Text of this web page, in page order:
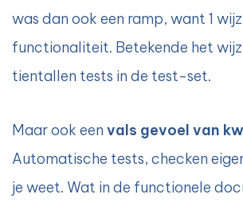
was dan ook een ramp, want 1
functionaliteit. Betekende het
tientallen tests in de test-set.
Maar ook een vals gevoel van
Automatische tests, checken
je weet. Wat in de functionele